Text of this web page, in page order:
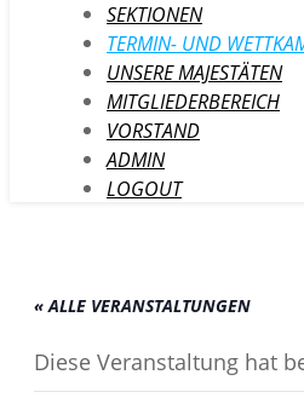
SEKTIONEN
TERMIN- UND
UNSERE MAJESTÄTEN
MITGLIEDERBEREICH
VORSTAND
ADMIN
LOGOUT
« ALLE VERANSTALTUNGEN
Diese Veranstaltung hat